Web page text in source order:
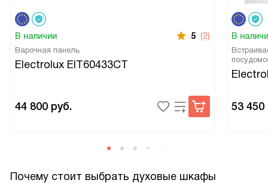
В наличии 5 (2)
Варочная панель
Electrolux EIT60433CT
44 800 руб.
В
53 450
Почему стоит выбрать духовые шкафы